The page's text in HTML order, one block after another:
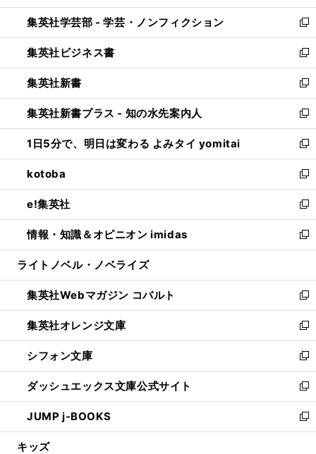
開
く
ウ
で
開
く
ン
ド
ウ
で
開
く
ウ
ィ
ン
ド
ウ
で
開
く
集英社学芸部 - 学芸・ノンフィクション
新
し
い
ウ
ィ
ン
ド
ウ
で
開
く
集英社ビジネス書
新
し
い
ウ
ィ
ン
ド
ウ
で
開
く
集英社新書
新
し
い
ウ
ィ
ン
ド
ウ
で
開
く
集英社新書プラス - 知の水先案内人
新
し
い
ウ
ィ
ン
ド
ウ
で
開
1日5分で、明日は変わる よみタイ yomitai
新
し
い
ウ
ィ
ン
ド
ウ
開
く
kotoba
新
し
い
ウ
ィ
ン
ウ
で
開
く
e!集英社
新
し
い
ウ
ン
ド
ウ
で
開
く
情報・知識＆オピニオン imidas
新
し
ウ
ィ
ン
ド
ウ
で
開
く
ライトノベル・ノベライズ
集英社Webマガジン コバルト
新
し
い
ウ
ィ
ン
ド
ウ
で
開
集英社オレンジ文庫
新
し
い
ウ
ィ
ン
ド
ウ
シフォン文庫
新
し
い
ウ
ィ
ン
ダッシュエックス文庫公式サイト
新
し
い
ウ
JUMP j-BOOKS
新
し
キッズ